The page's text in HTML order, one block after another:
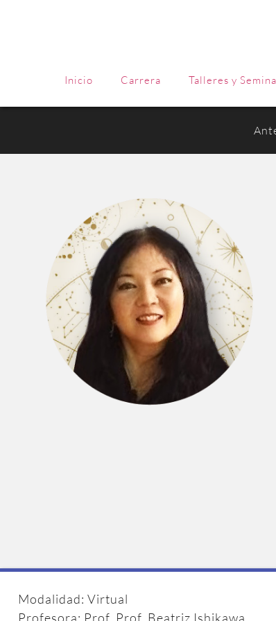
Inicio Carrera Talleres y
Modalidad: Virtual
Profesora: Prof. Prof. Beatriz Ishikawa